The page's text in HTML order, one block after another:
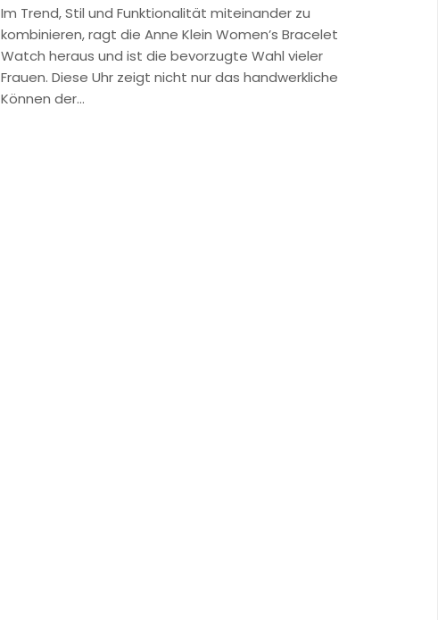
Im Trend, Stil und Funktionalität miteinander zu
kombinieren, ragt die Anne Klein Women’s Bracelet
Watch heraus und ist die bevorzugte Wahl vieler
Frauen. Diese Uhr zeigt nicht nur das handwerkliche
Können der…